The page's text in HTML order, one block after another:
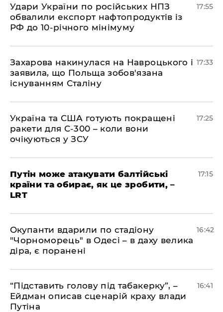
​Удари України по російських НПЗ
обвалили експорт нафтопродуктів із
РФ до 10-річного мінімуму
17:55
​Захарова накинулася на Навроцького і
заявила, що Польща зобов'язана
існуванням Сталіну
17:33
​Україна та США готують покращені
ракети для С-300 – коли вони
очікуються у ЗСУ
17:25
​Путін може атакувати балтійські
країни та обирає, як це зробити, –
LRT
17:15
​Окупанти вдарили по стадіону
"Чорноморець" в Одесі – в даху велика
діра, є поранені
16:42
​“Підставить голову під табакерку”, –
Ейдман описав сценарій краху влади
Путіна
16:41